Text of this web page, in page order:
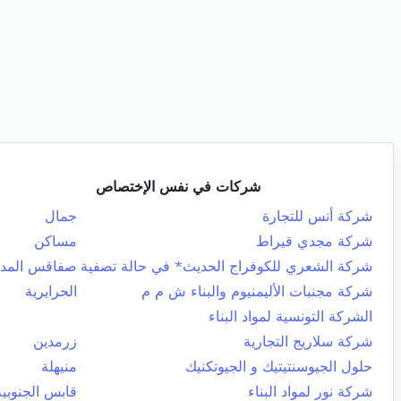
شركات في نفس الإختصاص
شركة أنس للتجارة
جمال
شركة مجدي قيراط
مساكن
شركة الشعري للكوفراج الحديث* في حالة تصفية صفاقس
شركة مجنبات الأليمنيوم والبناء ش م م
الحرايرية
الشركة التونسية لمواد البناء
شركة سلاريج التجارية
زرمدين
حلول الجيوسنتيتيك و الجيوتكنيك
منيهلة
شركة نور لمواد البناء
قابس